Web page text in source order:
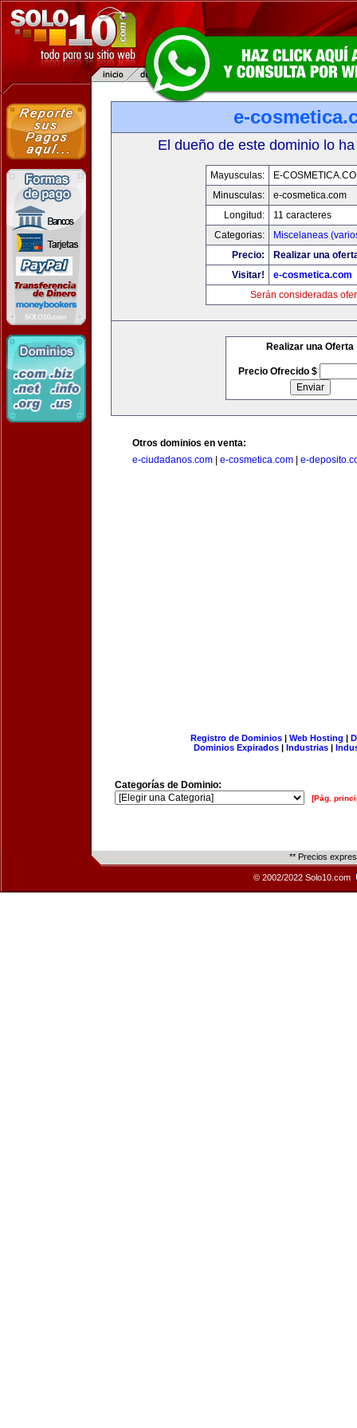
e-
El dueño de este dominio lo
Mayusculas:
E-
Minusculas:
e-cosmetica.com
Longitud:
11 caracteres
Categorias:
Miscelaneas
Precio:
Realizar una
Visitar!
e-cosmetica.com
Serán consideradas
Realizar una Oferta
Precio Ofrecido $
Otros dominios en venta:
e-ciudadanos.com
e-cosmetica.com e-
Registro de Dominios| Web Hosting |
Dominios Expirados | Industrias |
Categorías de Dominio:
[Pág.
** Precios
© 2002/2022 Solo10.com